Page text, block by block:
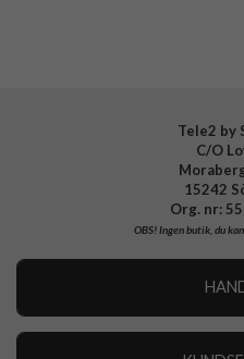
Tele2 by
C/O
15242
Org. nr:
OBS!Ingen butik, du